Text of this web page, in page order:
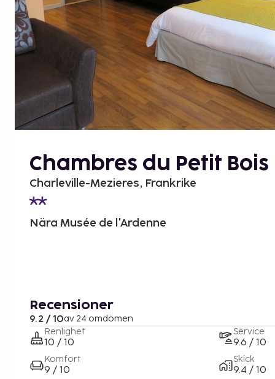
Chambres du Petit Bois
Charleville-Mezieres, Frankrike
Nära Musée de l'Ardenne
Recensioner
9.2 / 10av 24 omdömen
Renlighet
10 / 10
Komfort
9 / 10
Service
9.6 / 10
Skick
9.4 / 10